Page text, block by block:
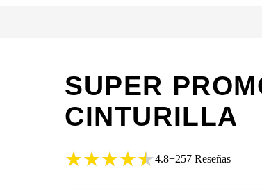
SUPER
CINTURILLA
★★★★★
★★★★★4.8+257 Reseñas